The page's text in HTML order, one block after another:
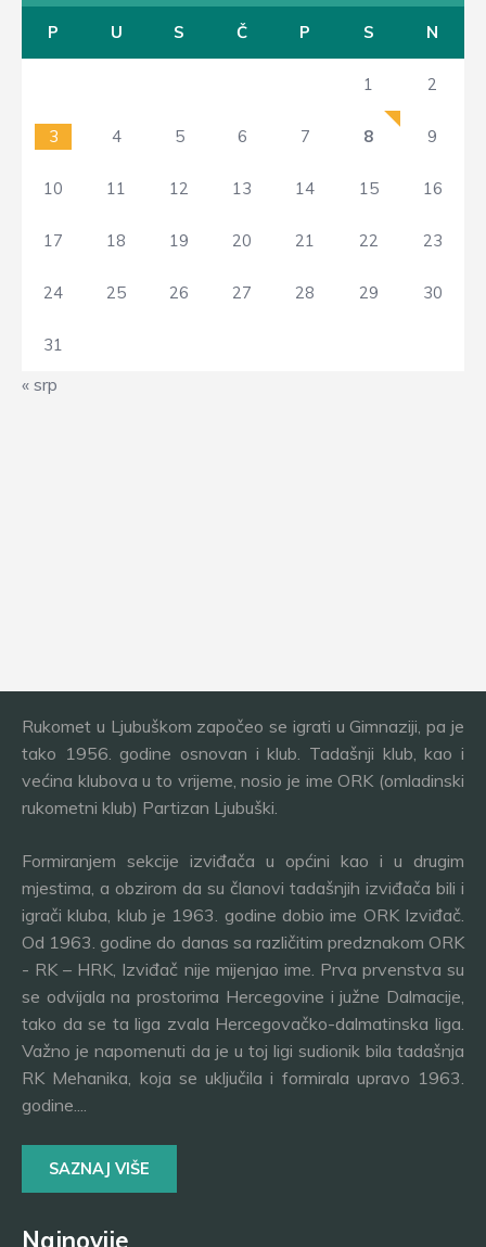
P U S Č P S N
1 2
3 4 5 6 7 8 9
10 11 12 13 14 15 16
17 18 19 20 21 22 23
24 25 26 27 28 29 30
31
« srp
Rukomet u Ljubuškom započeo se igrati u Gimnaziji, pa je
tako 1956. godine osnovan i klub. Tadašnji klub, kao i
većina klubova u to vrijeme, nosio je ime ORK (omladinski
rukometni klub) Partizan Ljubuški.
Formiranjem sekcije izviđača u općini kao i u drugim
mjestima, a obzirom da su članovi tadašnjih izviđača bili i
igrači kluba, klub je 1963. godine dobio ime ORK Izviđač.
Od 1963. godine do danas sa različitim predznakom ORK
- RK – HRK, Izviđač nije mijenjao ime. Prva prvenstva su
se odvijala na prostorima Hercegovine i južne Dalmacije,
tako da se ta liga zvala Hercegovačko-dalmatinska liga.
Važno je napomenuti da je u toj ligi sudionik bila tadašnja
RK Mehanika, koja se uključila i formirala upravo 1963.
godine....
SAZNAJ VIŠE
Najnovije